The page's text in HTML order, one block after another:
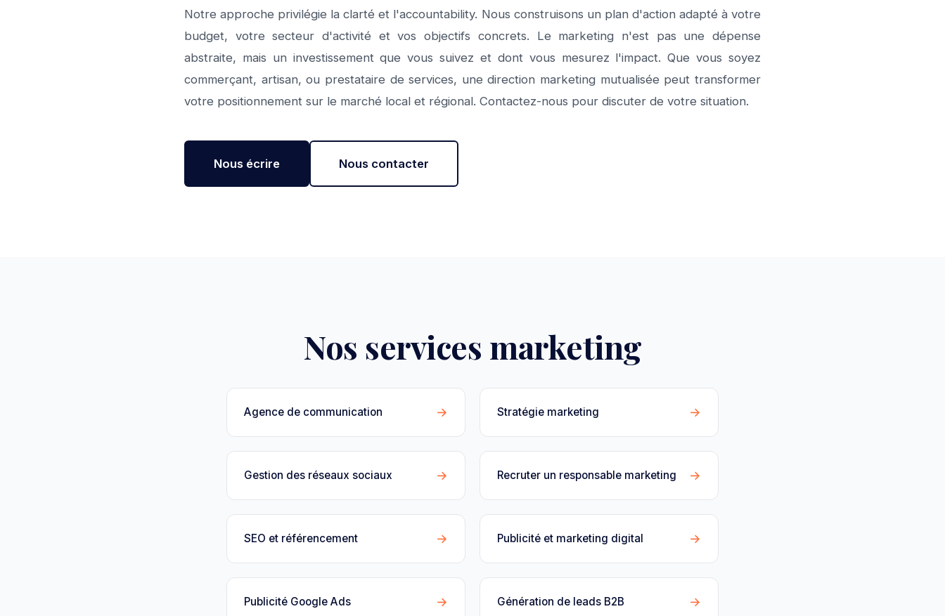
Notre approche privilégie la clarté et l'accountability. Nous construisons un plan d'action adapté à votre
budget, votre secteur d'activité et vos objectifs concrets. Le marketing n'est pas une dépense
abstraite, mais un investissement que vous suivez et dont vous mesurez l'impact. Que vous soyez
commerçant, artisan, ou prestataire de services, une direction marketing mutualisée peut transformer
votre positionnement sur le marché local et régional. Contactez-nous pour discuter de votre situation.
Nous écrire Nous contacter
Nos services marketing
Agence de communication → Stratégie marketing →
Gestion des réseaux sociaux → Recruter un responsable marketing →
SEO et référencement → Publicité et marketing digital →
Publicité Google Ads → Génération de leads B2B →